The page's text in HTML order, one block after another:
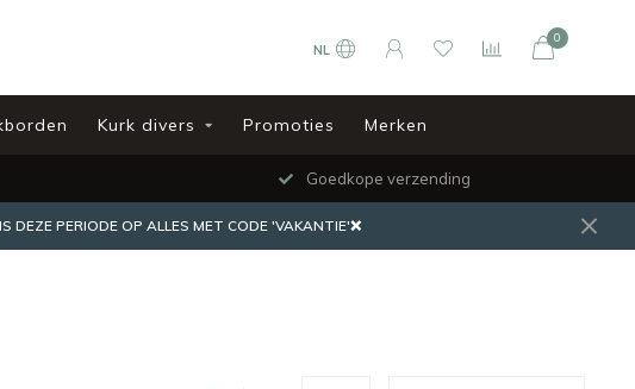
NL
0
Kurk divers Promoties Merken
Goedkope verzending
DEZE PERIODE OP ALLES MET CODE 'VAKANTIE'❌